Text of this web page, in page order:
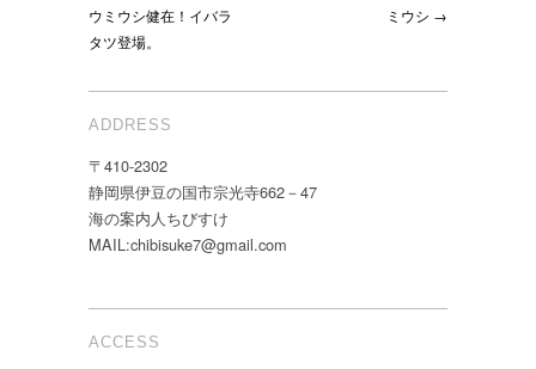
ウミウシ健在！イバラ
タツ登場。
ミウシ →
ADDRESS
〒410-2302
静岡県伊豆の国市宗光寺662－47
海の案内人ちびすけ
MAIL:chibisuke7@gmail.com
ACCESS